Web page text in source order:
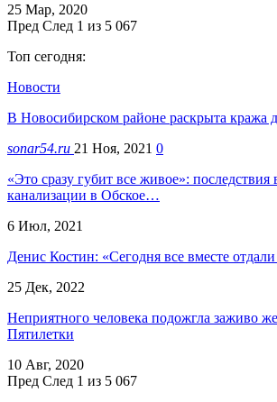
25 Мар, 2020
Пред След 1 из 5 067
Топ сегодня:
Новости
В Новосибирском районе раскрыта кража
sonar54.ru 21 Ноя, 2021 0
«Это сразу губит все живое»: последствия
канализации в Обское…
6 Июл, 2021
Денис Костин: «Сегодня все вместе
25 Дек, 2022
Неприятного человека подожгла заживо
Пятилетки
10 Авг, 2020
Пред След 1 из 5 067